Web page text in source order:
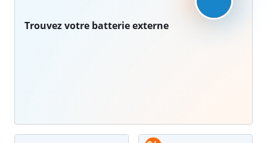
Trouvez votre batterie externe